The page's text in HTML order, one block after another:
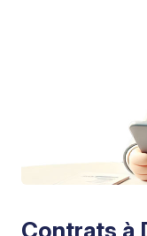
Contrats à